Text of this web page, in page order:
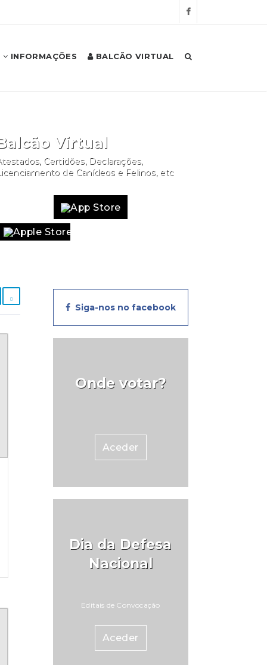
INFORMAÇÕES BALCÃO VIRTUAL
Balcão Virtual
Certidões, Declarações,
de Canídeos e Felinos, etc
Siga-nos no facebook
Onde votar?
Aceder
Dia da Defesa
Nacional
Editais de Convocação
Aceder